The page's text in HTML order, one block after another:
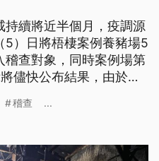
持續將近半個月，疫調源
5）日將梧棲案例養豬場5
查對象，同時案例場第
儘快公布結果，由於案
府將進一步查對，強調
稽查 ...